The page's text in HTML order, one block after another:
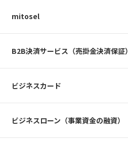
mitosel
B2B決済サービス（売掛金決済保証）
ビジネスカード
ビジネスローン（事業資金の融資）